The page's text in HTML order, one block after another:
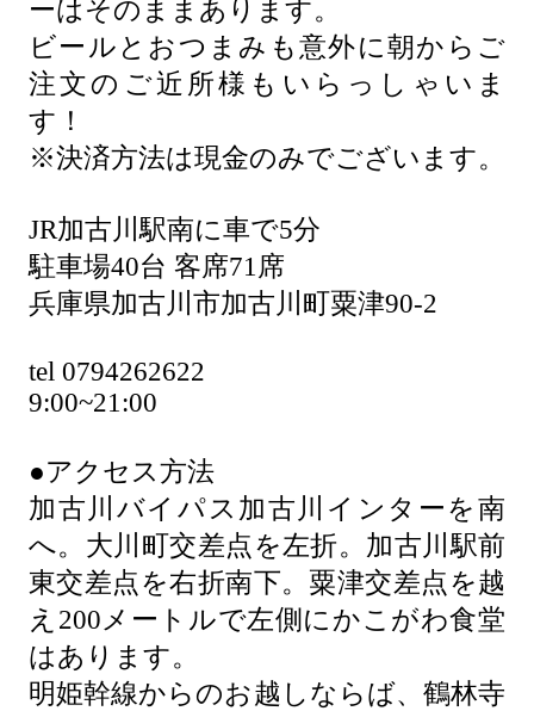
ーはそのままあります。
ビールとおつまみも意外に朝からご
注文のご近所様もいらっしゃいま
す！
※決済方法は現金のみでございます。
JR加古川駅南に車で5分
駐車場40台 客席71席
兵庫県加古川市加古川町粟津90-2
tel 0794262622
9:00~21:00
●アクセス方法
加古川バイパス加古川インターを南
へ。大川町交差点を左折。加古川駅前
東交差点を右折南下。粟津交差点を越
え200メートルで左側にかこがわ食堂
はあります。
明姫幹線からのお越しならば、鶴林寺